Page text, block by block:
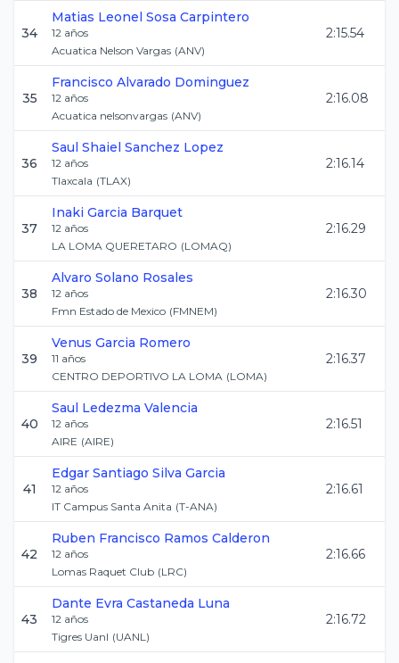
34
Matias Leonel Sosa Carpintero
12 años
Acuatica Nelson Vargas (ANV)
2:15.54
35
Francisco Alvarado Dominguez
12 años
Acuatica nelsonvargas (ANV)
2:16.08
36
Saul Shaiel Sanchez Lopez
12 años
Tlaxcala (TLAX)
2:16.14
37
Inaki Garcia Barquet
12 años
LA LOMA QUERETARO (LOMAQ)
2:16.29
38
Alvaro Solano Rosales
12 años
Fmn Estado de Mexico (FMNEM)
2:16.30
39
Venus Garcia Romero
11 años
CENTRO DEPORTIVO LA LOMA (LOMA)
2:16.37
40
Saul Ledezma Valencia
12 años
AIRE (AIRE)
2:16.51
41
Edgar Santiago Silva Garcia
12 años
IT Campus Santa Anita (T-ANA)
2:16.61
42
Ruben Francisco Ramos Calderon
12 años
Lomas Raquet Club (LRC)
2:16.66
43
Dante Evra Castaneda Luna
12 años
Tigres Uanl (UANL)
2:16.72